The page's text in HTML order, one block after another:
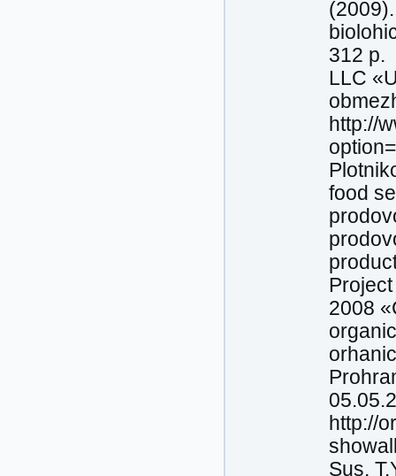
312 p.
LLC
http://
food
2008
http://
Sus,